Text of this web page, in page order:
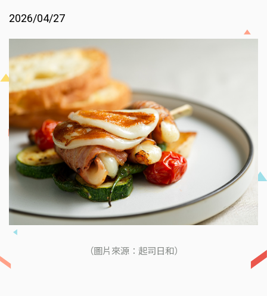
2026/04/27
（圖片來源：起司日和）